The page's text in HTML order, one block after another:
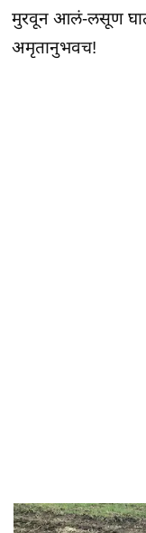
मुरवून आलं-लसूण
अमृतानुभवच!